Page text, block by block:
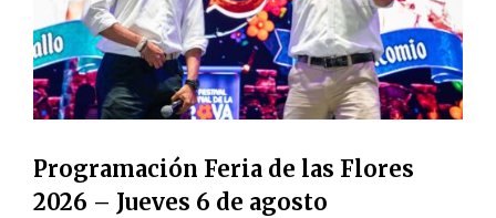
Programación Feria de las Flores
2026 – Jueves 6 de agosto